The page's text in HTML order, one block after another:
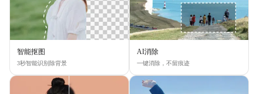
智能抠图
3秒智能识别除背景
AI消除
一键消除，不留痕迹